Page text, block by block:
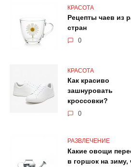
КРАСОТА
Рецепты чаев из
стран
0
КРАСОТА
Как красиво
зашнуровать
кроссовки?
0
РАЗВЛЕЧЕНИЕ
Какие овощи
в горшок на зиму,